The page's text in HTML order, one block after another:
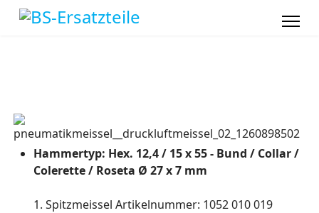
Hammertyp: Hex. 12,4 / 15 x 55 - Bund / Collar /
Colerette / Roseta Ø 27 x 7 mm
1. Spitzmeissel Artikelnummer: 1052 010 019